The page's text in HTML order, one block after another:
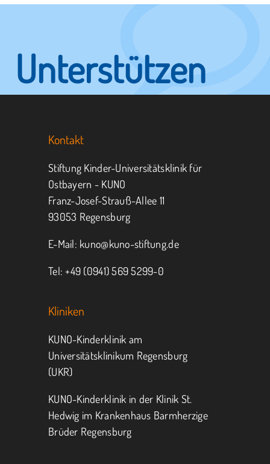
Unterstützen
Sie KUNO.
Jeder kann helfen.
MITMACHEN SPENDEN
Kontakt
Stiftung Kinder-Universitätsklinik für
Ostbayern - KUNO
Franz-Josef-Strauß-Allee 11
93053 Regensburg
E-Mail: kuno@kuno-stiftung.de
Tel: +49 (0941) 569 5299-0
Kliniken
KUNO-Kinderklinik am
Universitätsklinikum Regensburg
(UKR)
KUNO-Kinderklinik in der Klinik St.
Hedwig im Krankenhaus Barmherzige
Brüder Regensburg